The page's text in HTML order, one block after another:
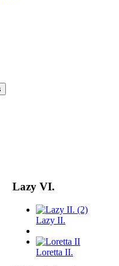
Lazy VI.
Lazy II.
Loretta II.